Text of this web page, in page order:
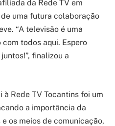
da Rede TV em
uma futura colaboração
“A televisão é uma
todos aqui. Espero
finalizou a
à Rede TV Tocantins foi um
a importância da
os meios de comunicação,